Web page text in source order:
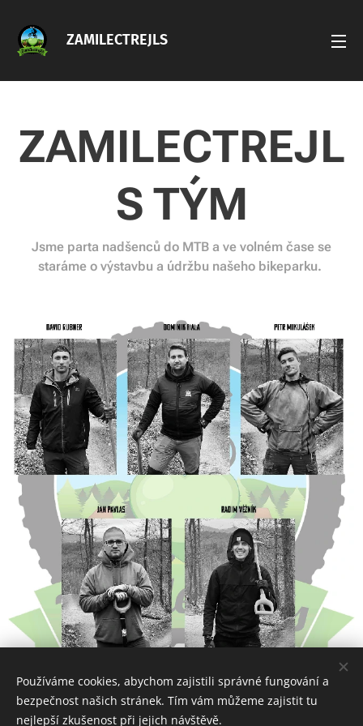
ZAMILECTREJLS
ZAMILECTREJL
S TÝM
Jsme parta nadšenců do MTB a ve volném čase se
staráme o výstavbu a údržbu našeho bikeparku.
Používáme cookies, abychom zajistili správné fungování a
bezpečnost našich stránek. Tím vám můžeme zajistit tu
nejlepší zkušenost při jejich návštěvě.